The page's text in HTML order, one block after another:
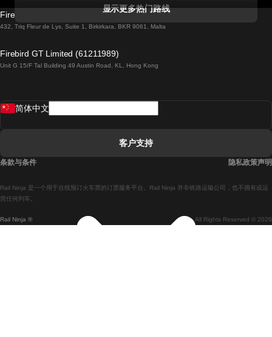
都柏林開往戈尔韦的列車
羅馬開往拿坡里的列車
馬德里開往巴塞罗那的列車
显示更多热门路线
Firebird GT Limited (OC 1451)
432, Triq Fleur de Lys, Suite 1, Birkirkara, BKR 9061, Malta
Firebird GT Limited (61211989)
Unit G 15/F Tal Building 49 Austin Road, KL, Hong Kong
Rail Ninja ® All Rights Reserved © 2026
Rail Ninja 是一个用于在线预订火车票的订票服务平台。Rail Ninja 并非铁路运输公司，也不拥有或运
营任何列车。
简体中文
客户支持
条款与条件 隐私政策声明